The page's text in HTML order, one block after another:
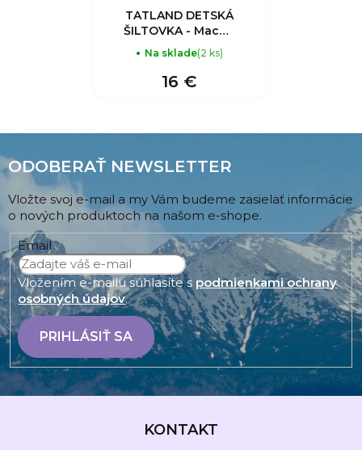
TATLAND DETSKÁ
ŠILTOVKA - Macko
- Modrá
Na sklade(2 ks)
16 €
ODOBERAŤ NEWSLETTER
Vložte svoj e-mail a my Vám budeme zasielať informácie
o nových produktoch na našom e-shope.
Email
Vložením e-mailu súhlasíte spodmienkami ochrany
osobných údajov.
PRIHLÁSIŤ SA
KONTAKT